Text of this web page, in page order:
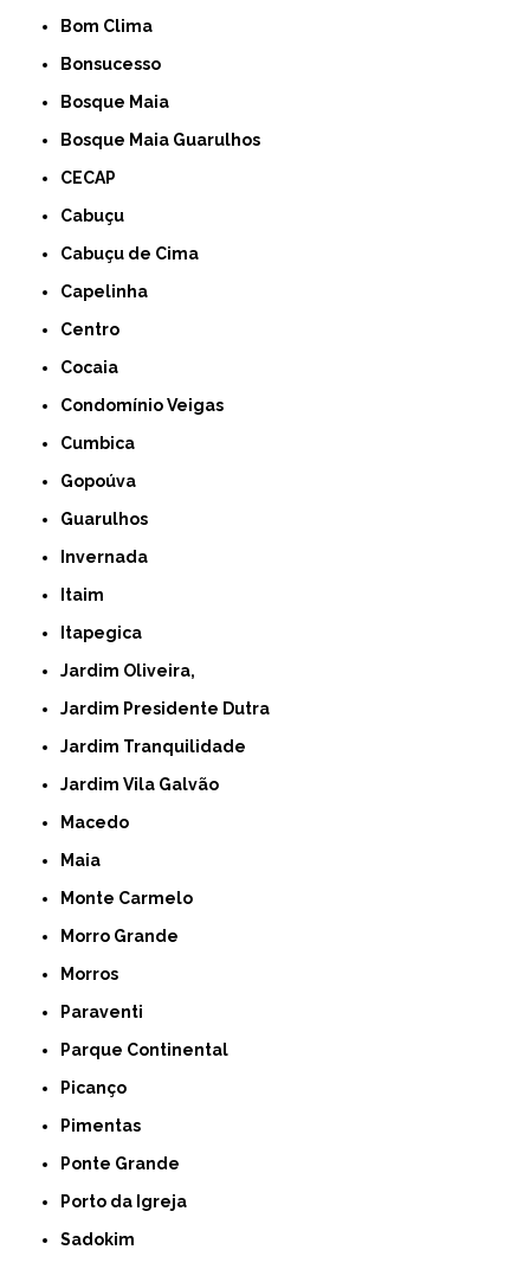
Bom Clima
Bonsucesso
Bosque Maia
Bosque Maia Guarulhos
CECAP
Cabuçu
Cabuçu de Cima
Capelinha
Centro
Cocaia
Condomínio Veigas
Cumbica
Gopoúva
Guarulhos
Invernada
Itaim
Itapegica
Jardim Oliveira,
Jardim Presidente Dutra
Jardim Tranquilidade
Jardim Vila Galvão
Macedo
Maia
Monte Carmelo
Morro Grande
Morros
Paraventi
Parque Continental
Picanço
Pimentas
Ponte Grande
Porto da Igreja
Sadokim